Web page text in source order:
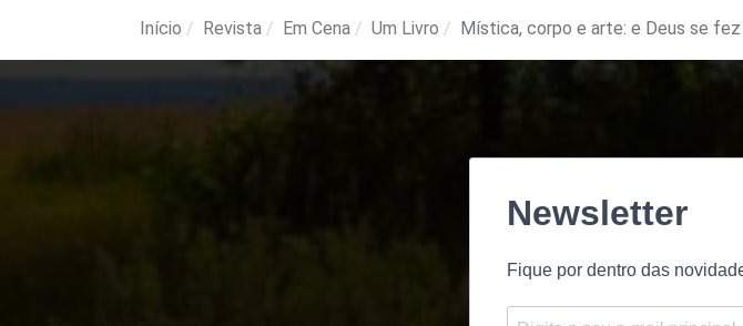
Início Revista Em Cena Um Livro Mística, corpo e arte: e Deus se